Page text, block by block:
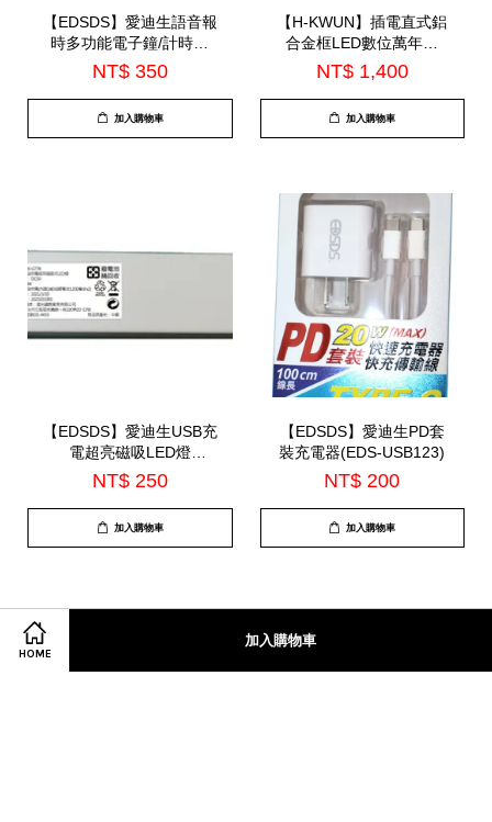
HOME
加入購物車
【EDSDS】愛迪生語音報
時多功能電子鐘/計時器
(EDS-A56)
NT$ 350
加入購物車
【H-KWUN】插電直式鋁
合金框LED數位萬年曆
(HK-011)
NT$ 1,400
加入購物車
【EDSDS】愛迪生USB充
電超亮磁吸LED燈
32CM(EDS-G778)
NT$ 250
加入購物車
【EDSDS】愛迪生PD套
裝充電器(EDS-USB123)
NT$ 200
加入購物車